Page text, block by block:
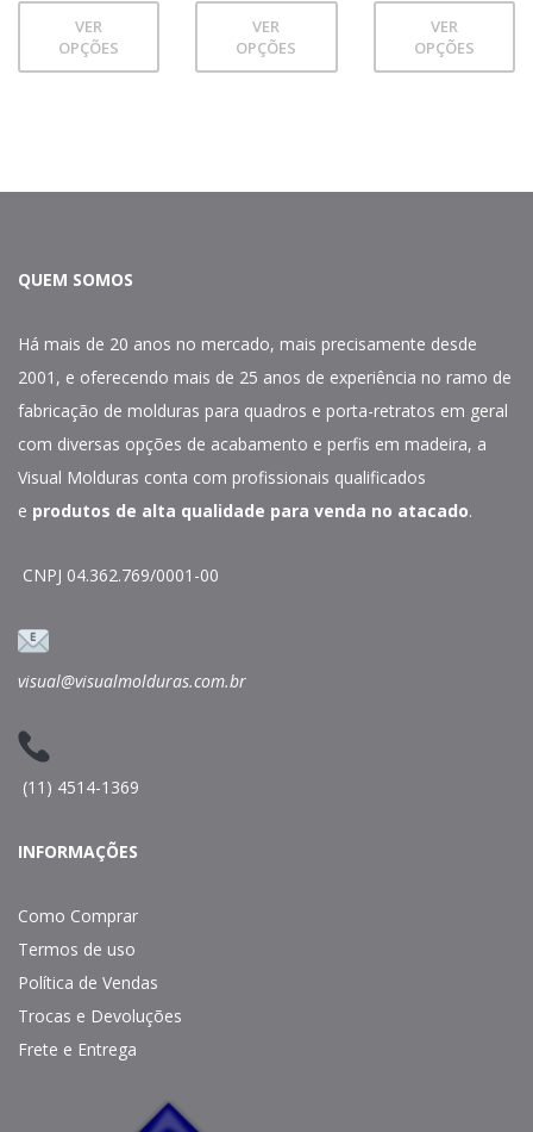
VER
OPÇÕES
VER
OPÇÕES
VER
OPÇÕES
QUEM SOMOS
Há mais de 20 anos no mercado, mais precisamente desde
2001, e oferecendo mais de 25 anos de experiência no ramo de
fabricação de molduras para quadros e porta-retratos em geral
com diversas opções de acabamento e perfis em madeira, a
Visual Molduras conta com profissionais qualificados
e produtos de alta qualidade para venda no atacado.
CNPJ 04.362.769/0001-00
visual@visualmolduras.com.br
(11) 4514-1369
INFORMAÇÕES
Como Comprar
Termos de uso
Política de Vendas
Trocas e Devoluções
Frete e Entrega